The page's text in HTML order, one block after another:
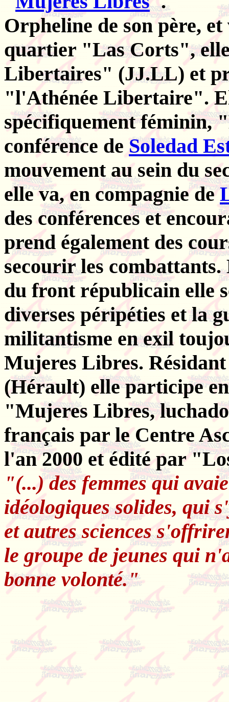
Orpheline de son père,
quartier "Las Corts", elle
Libertaires" (JJ.LL) et
"l'Athénée Libertaire".
spécifiquement féminin,
conférence deSoledad
mouvement au sein du
elle va, en compagnie de
des conférences et
prend également des
secourir les
du front républicain elle
diverses péripéties et la
militantisme en exil
Mujeres Libres.
(Hérault) elle participe
"Mujeres Libres,
français par le Centre
l'an 2000 et édité par
"(...) des femmes qui
idéologiques solides, qui
et autres sciences
le groupe de jeunes qui
bonne volonté."